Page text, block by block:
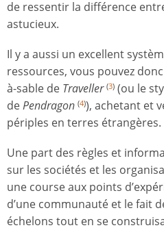
de ressentir la différence
astucieux.
Il y a aussi un excellent
ressources, vous pouvez
à-sable de Traveller (3) (ou le
dePendragon (4)), achetant et
périples en terres étrangères.
Une part des règles et
sur les sociétés et les
une course aux points
d’une communauté et le fait
échelons tout en se